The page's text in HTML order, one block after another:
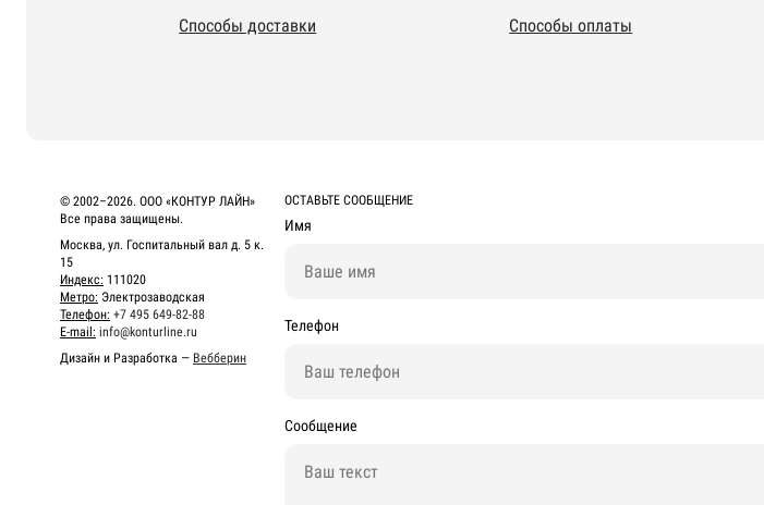
Способы доставки Способы оплаты
© 2002–2026. ООО «КОНТУР ЛАЙН»
Все права защищены.
Москва, ул. Госпитальный вал д. 5 к.
15
Индекс: 111020
Метро: Электрозаводская
Телефон: +7 495 649-82-88
E-mail: info@konturline.ru
Дизайн и Разработка — Вебберин
ОСТАВЬТЕ СООБЩЕНИЕ
Имя
Телефон
Сообщение